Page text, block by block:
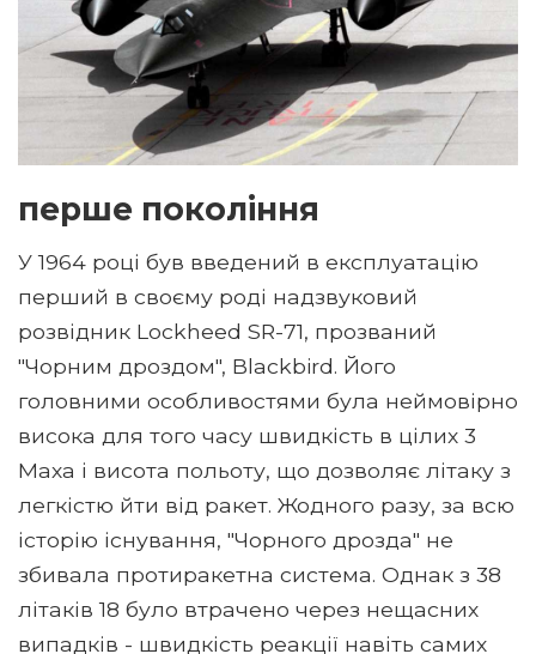
перше покоління
У 1964 році був введений в експлуатацію
перший в своєму роді надзвуковий
розвідник Lockheed SR-71, прозваний
"Чорним дроздом", Blackbird. Його
головними особливостями була неймовірно
висока для того часу швидкість в цілих 3
Маха і висота польоту, що дозволяє літаку з
легкістю йти від ракет. Жодного разу, за всю
історію існування, "Чорного дрозда" не
збивала протиракетна система. Однак з 38
літаків 18 було втрачено через нещасних
випадків - швидкість реакції навіть самих